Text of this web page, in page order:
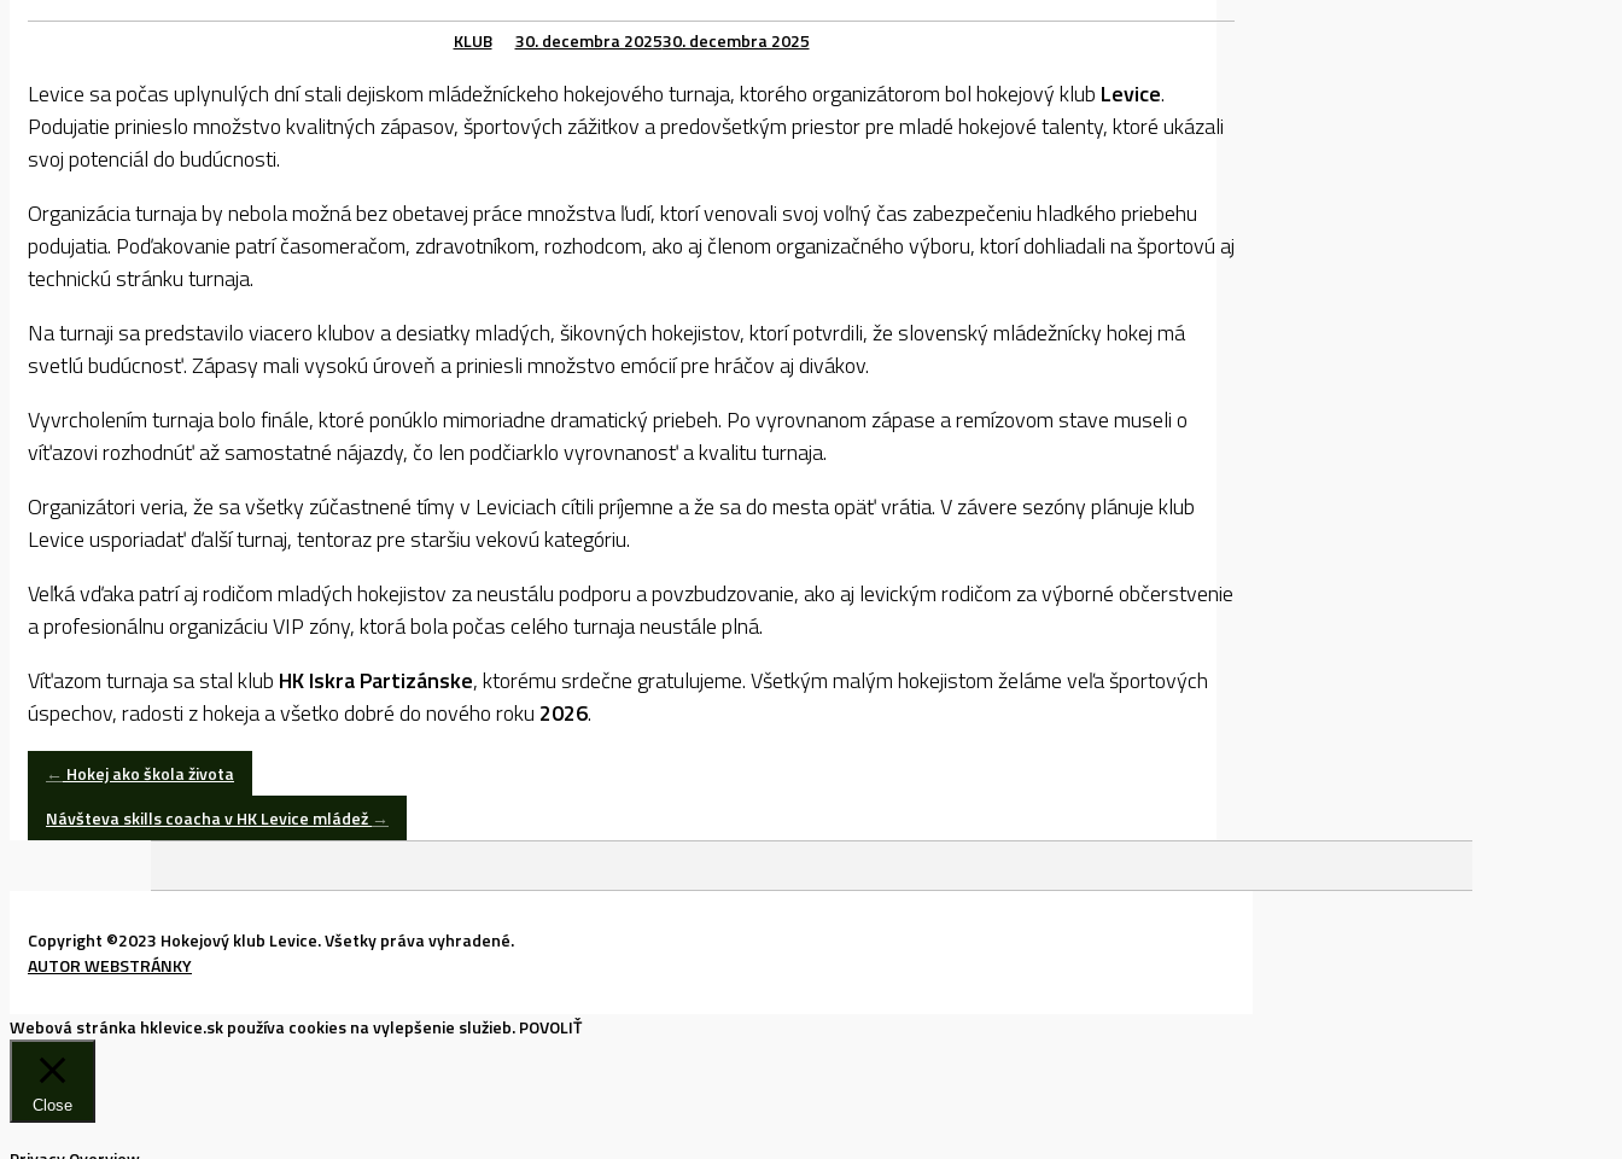
KLUB 30. decembra 202530. decembra 2025
Levice sa počas uplynulých dní stali dejiskom mládežníckeho hokejového turnaja, ktorého organizátorom bol hokejový klub Levice.
Podujatie prinieslo množstvo kvalitných zápasov, športových zážitkov a predovšetkým priestor pre mladé hokejové talenty, ktoré ukázali
svoj potenciál do budúcnosti.
Organizácia turnaja by nebola možná bez obetavej práce množstva ľudí, ktorí venovali svoj voľný čas zabezpečeniu hladkého priebehu
podujatia. Poďakovanie patrí časomeračom, zdravotníkom, rozhodcom, ako aj členom organizačného výboru, ktorí dohliadali na športovú aj
technickú stránku turnaja.
Na turnaji sa predstavilo viacero klubov a desiatky mladých, šikovných hokejistov, ktorí potvrdili, že slovenský mládežnícky hokej má
svetlú budúcnosť. Zápasy mali vysokú úroveň a priniesli množstvo emócií pre hráčov aj divákov.
Vyvrcholením turnaja bolo finále, ktoré ponúklo mimoriadne dramatický priebeh. Po vyrovnanom zápase a remízovom stave museli o
víťazovi rozhodnúť až samostatné nájazdy, čo len podčiarklo vyrovnanosť a kvalitu turnaja.
Organizátori veria, že sa všetky zúčastnené tímy v Leviciach cítili príjemne a že sa do mesta opäť vrátia. V závere sezóny plánuje klub
Levice usporiadať ďalší turnaj, tentoraz pre staršiu vekovú kategóriu.
Veľká vďaka patrí aj rodičom mladých hokejistov za neustálu podporu a povzbudzovanie, ako aj levickým rodičom za výborné občerstvenie
a profesionálnu organizáciu VIP zóny, ktorá bola počas celého turnaja neustále plná.
Víťazom turnaja sa stal klub HK Iskra Partizánske, ktorému srdečne gratulujeme. Všetkým malým hokejistom želáme veľa športových
úspechov, radosti z hokeja a všetko dobré do nového roku 2026.
Post
navigation
← Hokej ako škola života
Návšteva skills coacha v HK Levice mládež →
Copyright ©2023 Hokejový klub Levice. Všetky práva vyhradené.
AUTOR WEBSTRÁNKY
Webová stránka hklevice.sk používa cookies na vylepšenie služieb.POVOLIŤ
Close